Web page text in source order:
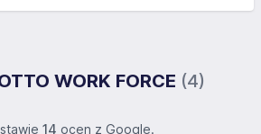
WORK FORCE (4)
14 ocen z Google.